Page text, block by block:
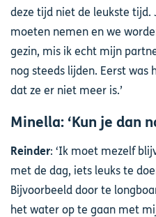
deze tijd niet de leukste tijd.
moeten nemen en we
gezin, mis ik echt mijn
nog steeds lijden. Eerst was
dat ze er niet meer is.’
Minella: ‘Kun je dan
Reinder: ‘Ik moet mezelf
met de dag, iets leuks te
Bijvoorbeeld door te
het water op te gaan met